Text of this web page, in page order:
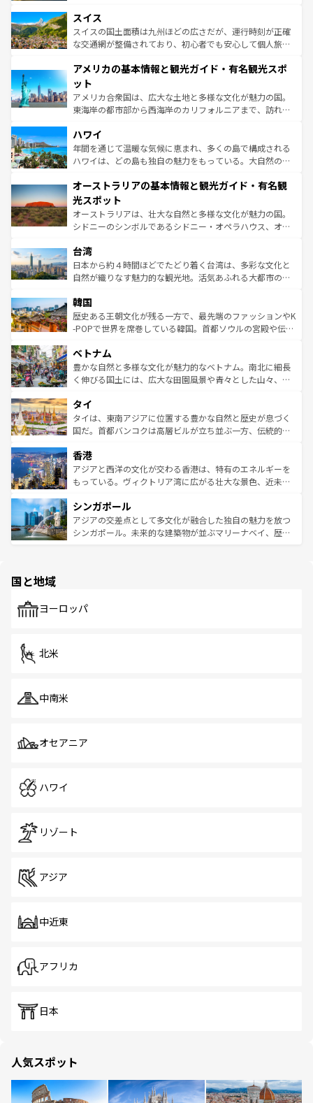
を参照してほしい。
は、お酒好きな人にはぜひ体験してほしい。 なお、新着の
ドイツ情報はコンテンツ一覧を参照してほしい。
リアごとに異なる魅力がある。また、優雅なアフタヌーン
ティー、ビール好きにはたまらない英国パブ、サッカー観
戦など、本場だからこそできる体験も豊富。イギリスを旅
ンツ一覧を参照してほしい。
スイス
スイスの国土面積は九州ほどの広さだが、運行時刻が正確
な交通網が整備されており、初心者でも安心して個人旅行
の建物がそのまま残る町や、スイスならではのユニークな
博物館もあり、アルプス観光だけでなく町歩きも満喫する
ことができる。国民の所得が高いため物価も高いが、旅行
者向けの交通パス提供のサービスもあり、うまく活用すれ
着のスイス情報は
アメリカの基本情報と観光ガイド・有名観光スポ
ット
アメリカ合衆国は、広大な土地と多様な文化が魅力の国。
東海岸の都市部から西海岸のカリフォルニアまで、訪れる
のような巨大都市は、観光、ショッピング、エンターテイ
ンメントが詰まった刺激的なスポットだ。一方、アメリカ
西部には大自然が広がり、グランドキャニオンやイエロー
部のニューオーリンズでは、音楽と美食が融合した独特の
文化が魅力。旅行者はアメリカの各地域で異なる魅力を楽
しみながら、その多様性と豊かな歴史を感じることができ
るだろう。車でのロードトリップや列車の旅も、アメリカ
情報は
ハワイ
年間を通じて温暖な気候に恵まれ、多くの島で構成される
ハワイは、どの島も独自の魅力をもっている。大自然の神
ワイ島は見逃せない。また、定番の観光地といえばオアフ
島だが、静かな自然を求めるならマウイ島やカウアイ島が
おすすめ。エメラルドグリーンに輝く海をはじめ、豊かな
文化や歴史が息づいている。「アロハスピリット」と呼ば
人々、おいしいローカルフードやハワイアンミュージッ
ク、伝統的なフラダンスなど、すべてがハワイの魅力を彩
っている。訪れるたびに新しい発見と感動が待っているハ
はコンテンツ一覧
オーストラリアの基本情報と観光ガイド・有名観
光スポット
オーストラリアは、壮大な自然と多様な文化が魅力の国。
シドニーのシンボルであるシドニー・オペラハウス、オー
リアリーフや大陸中央部にそびえるウルル（エアーズロッ
ク）、タスマニアの美しい原生林やケアンズの熱帯雨林な
ど、見どころがたくさん。また、カフェやワイン、オージ
いる。アクティビティも充実しており、サーフィンやダイ
ビング、ハイキングなど、アウトドア好きにはたまらな
い。オーストラリアの多彩な魅力を存分に味わいつくそ
参照してほしい。
台湾
日本から約４時間ほどでたどり着く台湾は、多彩な文化と
自然が織りなす魅力的な観光地。活気あふれる大都市の台
ン）、静ひつな山岳地帯である台湾東部など、都市の喧騒
と山間の静けさが共存しており、訪れる人に新しい発見と
驚きをもたらしてくれる。また、奥深い台湾の食文化も魅
容にもいいと評判のスイーツなど、バラエティ豊かな料理
が味わえる。 なお、新着の台湾情報は コンテンツ一覧を参
照してほしい。
韓国
歴史ある王朝文化が残る一方で、最先端のファッションやK
-POPで世界を席巻している韓国。首都ソウルの宮殿や伝統
き、地方に足を延ばせば四季折々の自然美を楽しむことが
できる。そして、キムチや焼肉、絶品のストリートフード
まで、さまざまな韓国料理が待っている。夜には、韓国な
リティに包まれながら、韓国の多彩な魅力を心ゆくまで味
わってみてほしい。 なお、新着の韓国情報はコンテンツ一
覧を参照してほしい。
ベトナム
豊かな自然と多様な文化が魅力的なベトナム。南北に細長
く伸びる国土には、広大な田園風景や青々とした山々、世
急速な発展と共に伝統が息づく。ハノイの古い町並みやホ
ーチミン市のフランス統治時代の建物も、独特の雰囲気を
醸し出している。また、バラエティの豊かさとおいしさで
とつ。フォーやバインミー、ベトナムコーヒーなどは、ぜ
ひ現地で味わいたい。どの地域を訪れてもあたたかい人々
が旅行者を迎えてくれるので、きっと忘れられない旅にな
参照してほしい。
タイ
タイは、東南アジアに位置する豊かな自然と歴史が息づく
国だ。首都バンコクは高層ビルが立ち並ぶ一方、伝統的な
の活気が交差している。北部ではチェンマイなどの山岳地
帯で自然と触れ合い、南部ではプーケットやクラビの美し
いビーチでリゾート気分を楽しむことができる。タイ料理
激する。気候は一年中温暖で、どの季節にも異なる楽しみ
が待っている。親しみやすいタイの人々、仏教を中心とし
た文化、そして多様な観光資源が、訪れる旅人を魅了し続
香港
アジアと西洋の文化が交わる香港は、特有のエネルギーを
もっている。ヴィクトリア湾に広がる壮大な景色、近未来
み、どこを訪れても感動するはず。観光スポットが密集し
ており、効率よく見どころを回れるのも魅力。息をのむよ
うな絶景から文化的な体験まで、香港を存分に楽しみ尽く
シンガポール
アジアの交差点として多文化が融合した独自の魅力を放つ
シンガポール。未来的な建築物が並ぶマリーナベイ、歴史
で、ホーカーズは地元の風情を楽しめる外せないスポット
国と地域
ヨーロッパ
北米
中南米
オセアニア
ハワイ
リゾート
アジア
中近東
アフリカ
日本
人気スポット